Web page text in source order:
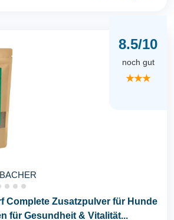
8.5/10
noch gut
★★★
Complete Zusatzpulver für Hunde
für Gesundheit & Vitalität...